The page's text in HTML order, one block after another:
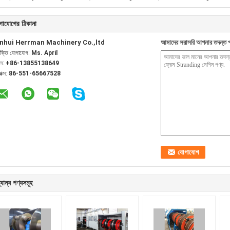
ঠিকানা
Herrman Machinery Co.,ltd
যোগাযোগ: Ms. April
+86-13855138649
86-551-65667528
আমাদের সরাসরি আপনার তদন্ত
পণ্যসমূহ